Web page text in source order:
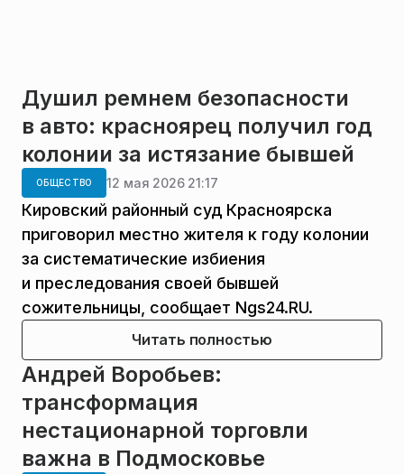
Душил ремнем безопасности
в авто: красноярец получил год
колонии за истязание бывшей
ОБЩЕСТВО 12 мая 2026 21:17
Кировский районный суд Красноярска
приговорил местно жителя к году колонии
за систематические избиения
и преследования своей бывшей
сожительницы, сообщает Ngs24.RU.
Читать полностью
Андрей Воробьев:
трансформация
нестационарной торговли
важна в Подмосковье